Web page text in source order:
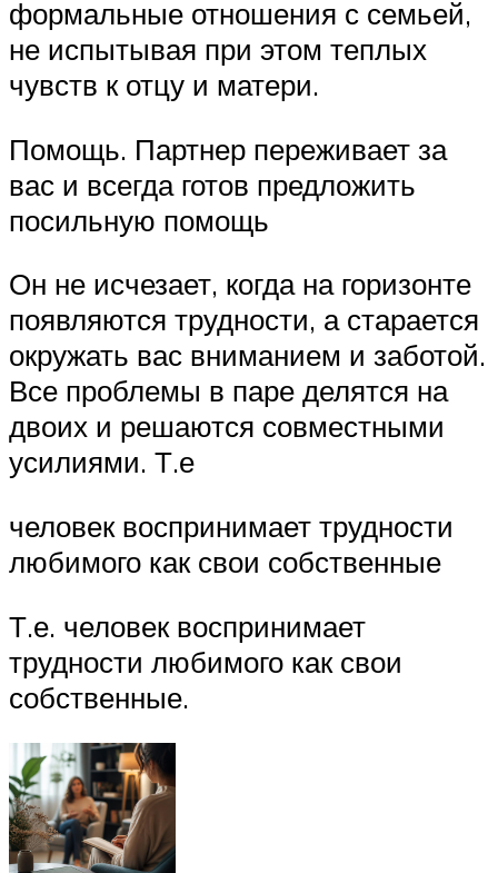
формальные отношения с семьей,
не испытывая при этом теплых
чувств к отцу и матери.
Помощь. Партнер переживает за
вас и всегда готов предложить
посильную помощь
Он не исчезает, когда на горизонте
появляются трудности, а старается
окружать вас вниманием и заботой.
Все проблемы в паре делятся на
двоих и решаются совместными
усилиями. Т.е
человек воспринимает трудности
любимого как свои собственные
Т.е. человек воспринимает
трудности любимого как свои
собственные.